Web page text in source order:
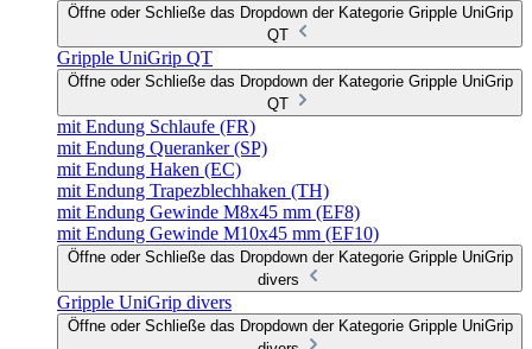
Öffne oder Schließe das Dropdown der Kategorie Gripple UniGrip
QT
Gripple UniGrip QT
Öffne oder Schließe das Dropdown der Kategorie Gripple UniGrip
QT
mit Endung Schlaufe (FR)
mit Endung Queranker (SP)
mit Endung Haken (EC)
mit Endung Trapezblechhaken (TH)
mit Endung Gewinde M8x45 mm (EF8)
mit Endung Gewinde M10x45 mm (EF10)
Öffne oder Schließe das Dropdown der Kategorie Gripple UniGrip
divers
Gripple UniGrip divers
Öffne oder Schließe das Dropdown der Kategorie Gripple UniGrip